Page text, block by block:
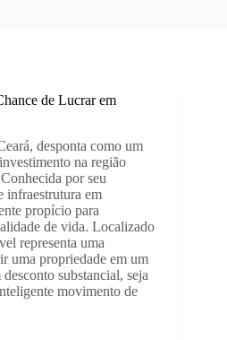
de Lucrar em
desponta como um
na região
por seu
infraestrutura em
propício para
de vida. Localizado
representa uma
uma propriedade em um
substancial, seja
movimento de